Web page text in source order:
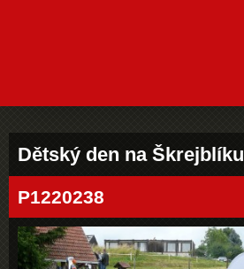
Dětský den na Škrejblíku
P1220238